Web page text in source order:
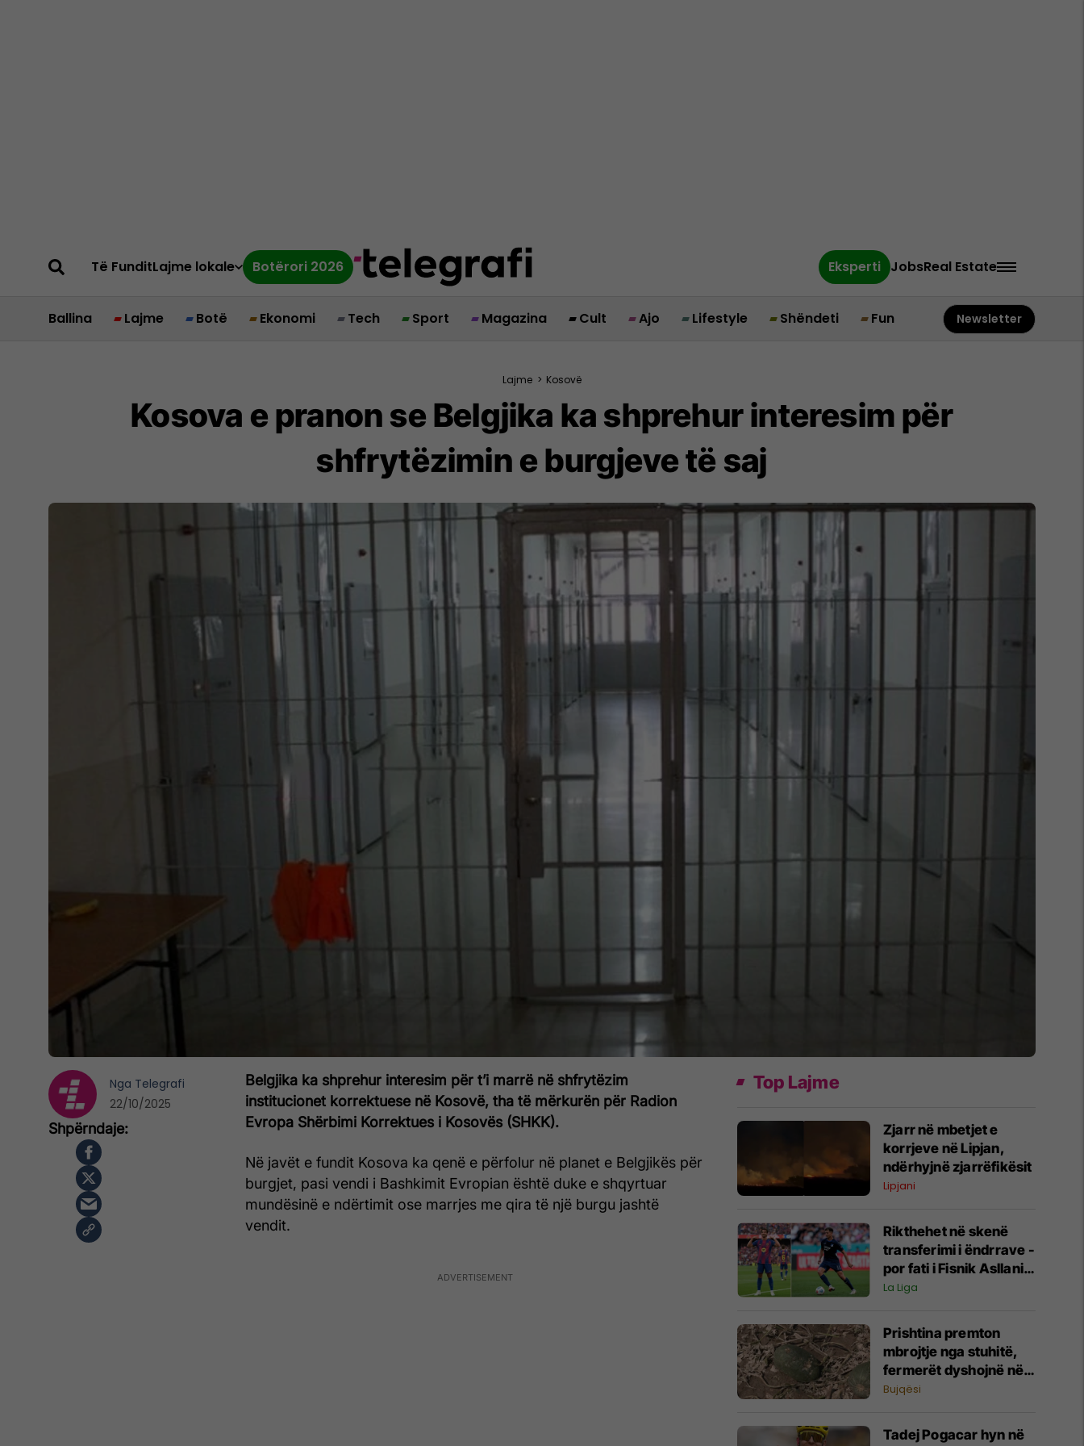
Të FunditLajme lokale Botërori 2026 Eksperti JobsReal Estate
Ballina Lajme Botë Ekonomi Tech Sport Magazina Cult Ajo Lifestyle Shëndeti Fun Newsletter
Lajme > Kosovë
Kosova e pranon se Belgjika ka shprehur interesim për
shfrytëzimin e burgjeve të saj
Belgjika ka shprehur interesim për t’i marrë në shfrytëzim
institucionet korrektuese në Kosovë, tha të mërkurën për Radion
Evropa Shërbimi Korrektues i Kosovës (SHKK).
Në javët e fundit Kosova ka qenë e përfolur në planet e Belgjikës për
burgjet, pasi vendi i Bashkimit Evropian është duke e shqyrtuar
mundësinë e ndërtimit ose marrjes me qira të një burgu jashtë
vendit.
Nga Telegrafi
22/10/2025
Top Lajme
Zjarr në mbetjet e
korrjeve në Lipjan,
ndërhyjnë zjarrëfikësit
Lipjani
Rikthehet në skenë
transferimi i ëndrrave -
por fati i Fisnik Asllanit
vazhdon të varet nga
La Liga
Prishtina premton
mbrojtje nga stuhitë,
fermerët dyshojnë në
mbrojtjen nga breshëri
Bujqësi
Tadej Pogacar hyn në